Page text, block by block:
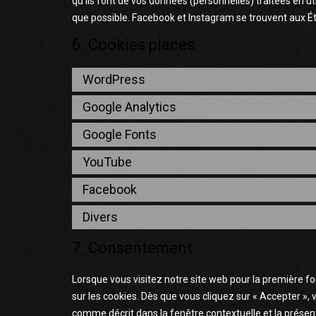
que possible. Facebook et Instagram se trouvent aux
6. Cookies placés
WordPress
Google Analytics
Google Fonts
YouTube
Facebook
Divers
7. Consentement
Lorsque vous visitez notre site web pour la première
sur les cookies. Dès que vous cliquez sur « Accepter
comme décrit dans la fenêtre contextuelle et la